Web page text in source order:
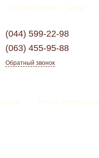
Доставка и оплата Статьи
(044) 599-22-98
(063) 455-95-88
Обратный звонок
Волосы для